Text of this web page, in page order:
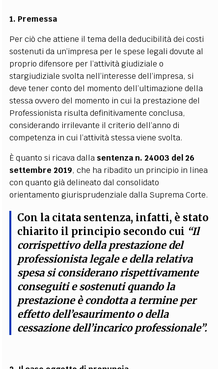
1. Premessa
Per ciò che attiene il tema della deducibilità dei costi
sostenuti da un’impresa per le spese legali dovute al
proprio difensore per l’attività giudiziale o
stargiudiziale svolta nell’interesse dell’impresa, si
deve tener conto del momento dell’ultimazione della
stessa ovvero del momento in cui la prestazione del
Professionista risulta definitivamente conclusa,
considerando irrilevante il criterio dell’anno di
competenza in cui l’attività stessa viene svolta.
È quanto si ricava dalla sentenza n. 24003 del 26
settembre 2019, che ha ribadito un principio in linea
con quanto già delineato dal consolidato
orientamento giurisprudenziale dalla Suprema Corte.
Con la citata sentenza, infatti, è stato
chiarito il principio secondo cui “Il
corrispettivo della prestazione del
professionista legale e della relativa
spesa si considerano rispettivamente
conseguiti e sostenuti quando la
prestazione è condotta a termine per
effetto dell’esaurimento o della
cessazione dell’incarico professionale”.